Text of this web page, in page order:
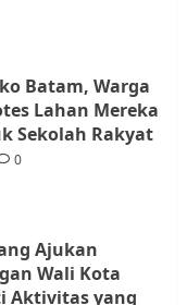
Batam, Warga
Lahan Mereka
Sekolah Rakyat
0
Ajukan
Wali Kota
Aktivitas yang